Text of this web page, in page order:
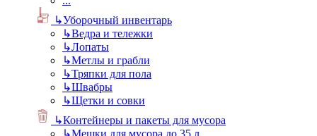
↳Уборочный инвентарь
↳Ведра и тележки
↳Лопаты
↳Метлы и грабли
↳Тряпки для пола
↳Швабры
↳Щетки и совки
↳Контейнеры и пакеты для мусора
↳Мешки для мусора до 35 л